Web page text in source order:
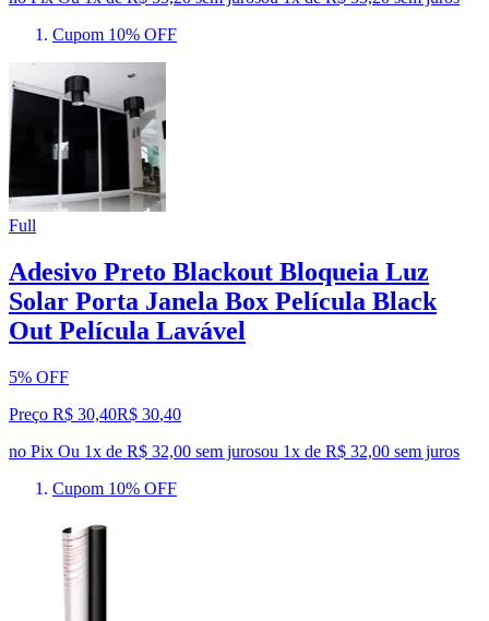
Cupom 10% OFF
Full
Adesivo Preto Blackout Bloqueia Luz
Solar Porta Janela Box Película Black
Out Película Lavável
5% OFF
Preço R$ 30,40R$ 30,40
no Pix Ou 1x de R$ 32,00 sem jurosou 1x de R$ 32,00 sem juros
Cupom 10% OFF